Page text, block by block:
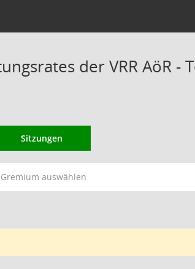
der VRR AöR -
Sitzungen
Gremium auswählen